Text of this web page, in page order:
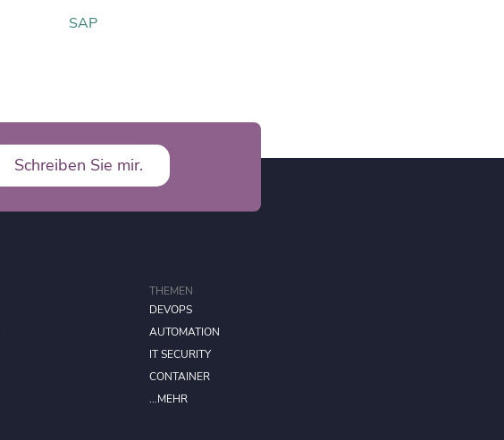
SAP
Schreiben Sie mir.
THEMEN
DEVOPS
AUTOMATION
IT SECURITY
CONTAINER
...MEHR